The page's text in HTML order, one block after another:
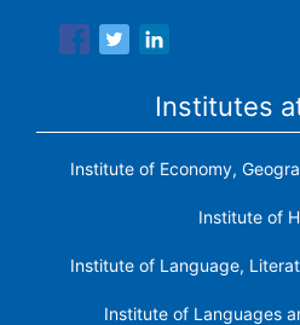
Institutes
Institute of Economy,
Institute of
Institute of Language,
Institute of Languages